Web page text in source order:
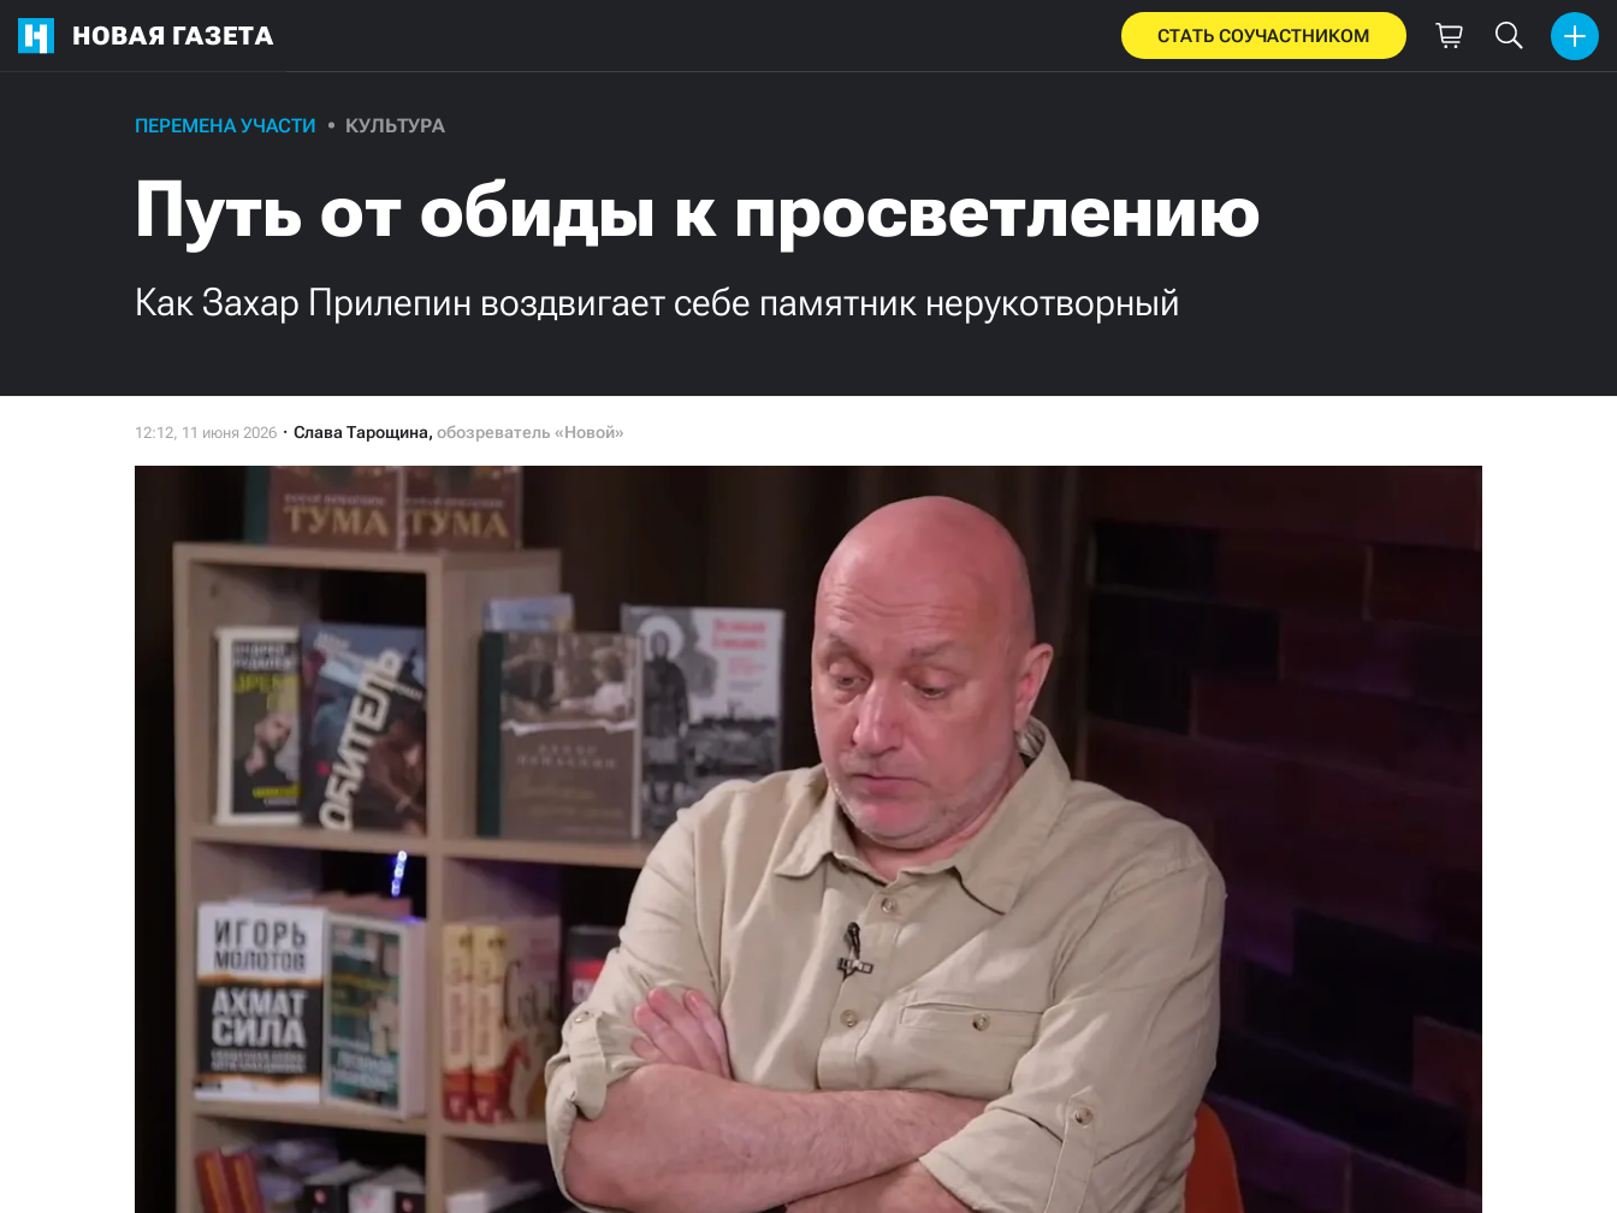
НОВАЯ ГАЗЕТА СТАТЬ СОУЧАСТНИКОМ
ПЕРЕМЕНА УЧАСТИ КУЛЬТУРА
Путь от обиды к просветлению
Как Захар Прилепин воздвигает себе памятник нерукотворный
Слава Тарощина, обозреватель «Новой»